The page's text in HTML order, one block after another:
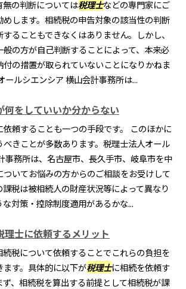
の判断については税理士などの専門家にご
します。相続税の申告対象の該当性の判断
ることもできなくはありません。しかし、
の方が自己判断することによって、本来必
の措置が取られていないことになりかねま
ールシエンシア 横山会計事務所は...
何をしていいか分からない
依頼することも一つの手段です。 このほかに
べきことが多数あります。税理士法人オール
事務所は、名古屋市、長久手市、岐阜市を中
いてお悩みの方からのご相談をお受けして
税は被相続人の財産状況等によって異なり
対策・控除制度適用があるかな...
理士に依頼するメリット
続税について依頼することでこれらの負担を
す。具体的に以下が税理士に相続を依頼す
、相続税を算出する前提として相続税が課